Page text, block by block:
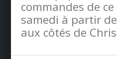
commandes de
samedi à partir
aux côtés de